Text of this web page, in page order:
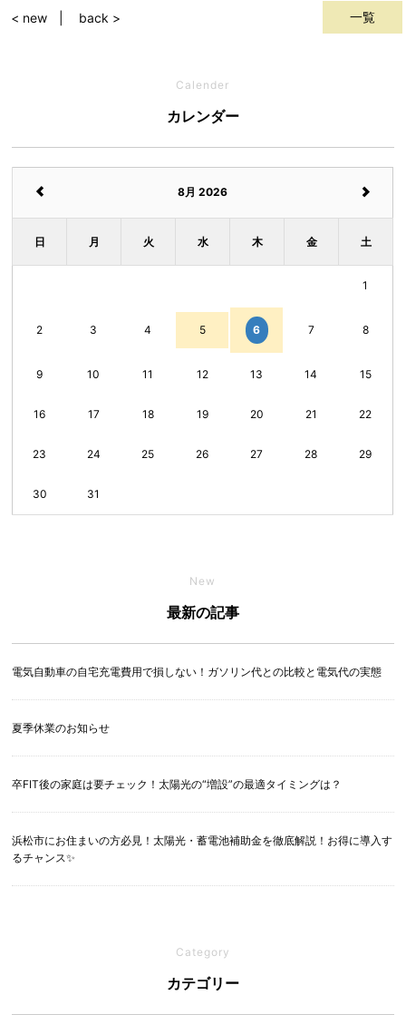
一覧
< new back >
Calender
カレンダー
8月 2026
日 月 火 水 木 金 土
1
2 3 4 5 6 7 8
9 10 11 12 13 14 15
16 17 18 19 20 21 22
23 24 25 26 27 28 29
30 31
New
最新の記事
電気自動車の自宅充電費用で損しない！ガソリン代との比較と電気代の実態
夏季休業のお知らせ
卒FIT後の家庭は要チェック！太陽光の“増設”の最適タイミングは？
浜松市にお住まいの方必見！太陽光・蓄電池補助金を徹底解説！お得に導入す
るチャンス✨
Category
カテゴリー